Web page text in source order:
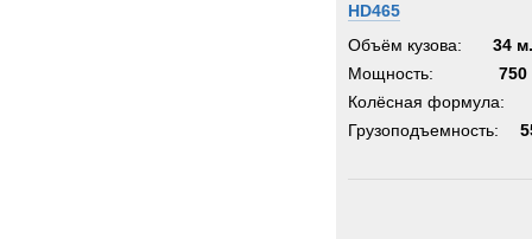
HD465
Объём кузова:
34
Мощность:
750
Колёсная формула:
Грузоподъемность: